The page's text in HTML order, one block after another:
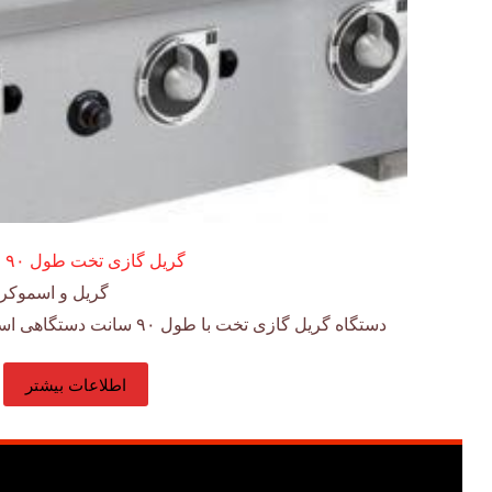
گریل گازی تخت طول ۹۰ انویل
گریل و
دستگاه گریل گازی تخت با طول ۹۰ سانت دستگاهی است مناسب برای انواع پخت وپز…
اطلاعات بیشتر